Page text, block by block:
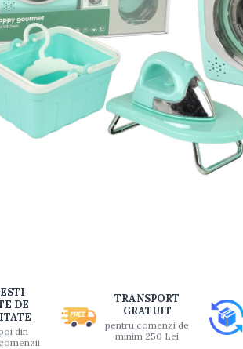
DE
din
TRANSPORT
GRATUIT
pentru comenzi de
minim 250 Lei